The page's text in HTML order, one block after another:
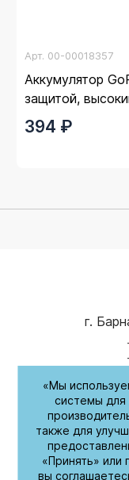
Арт. 00-00018357
Аккумулятор
защитой,
394 ₽
г.
Пн-
СБ-
«Мы
системы для
также для
«Принять» или
вы